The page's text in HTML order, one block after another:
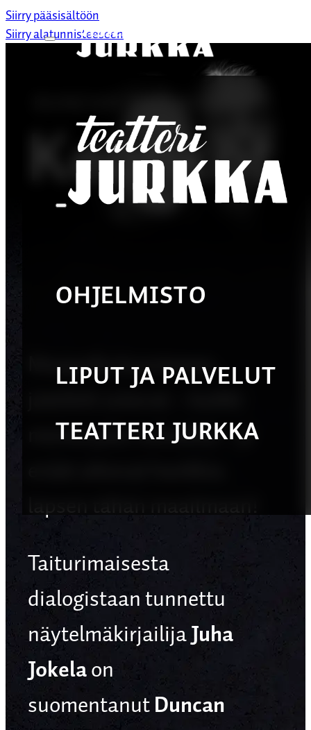
Siirry pääsisältöön
Siirry alatunnisteeseen
OHJELMISTO
LIPUT JA PALVELUT
TEATTERI JURKKA
Keuhkot
Maapallo kuumenee,
menee päin helvettiä – ja
lapsen tähän maailmaan!
Taiturimaisesta
dialogistaan tunnettu
näytelmäkirjailijaJuha
Jokelaon
suomentanutDuncan